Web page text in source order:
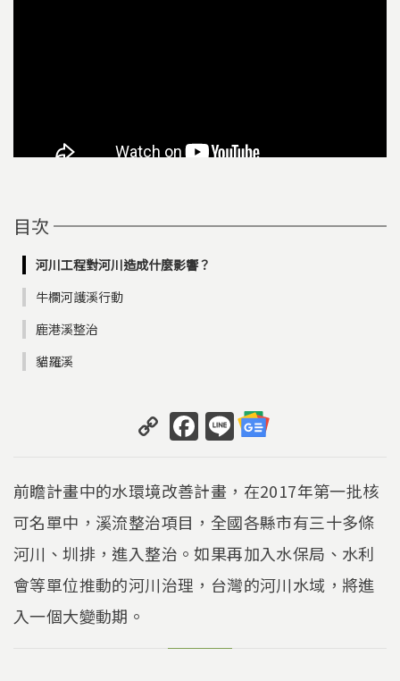
目次
河川工程對河川造成什麼影響？
牛欄河護溪行動
鹿港溪整治
貓羅溪
C
o
p
y
Li
n
k
F
a
c
e
b
o
o
Li
n
e
前瞻計畫中的水環境改善計畫，在2017年第一批核
可名單中，溪流整治項目，全國各縣市有三十多條
河川、圳排，進入整治。如果再加入水保局、水利
會等單位推動的河川治理，台灣的河川水域，將進
入一個大變動期。